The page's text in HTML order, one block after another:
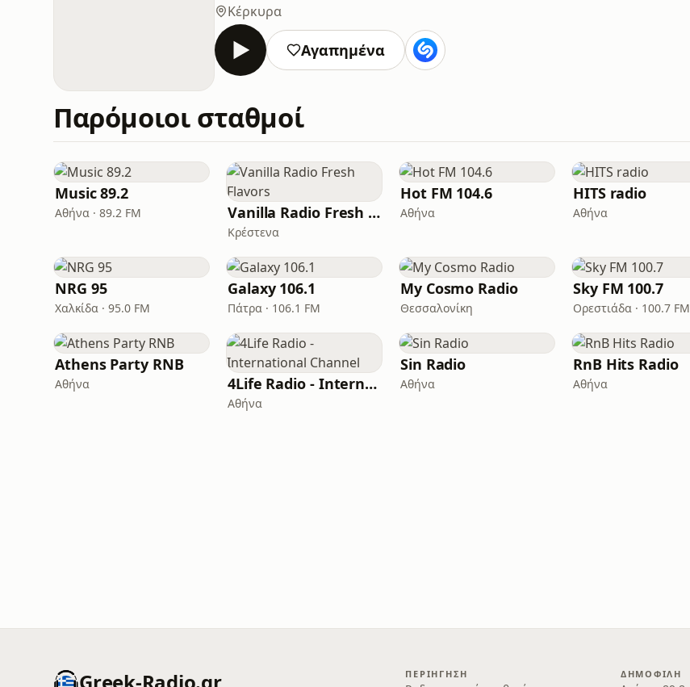
Κέρκυρα
Αγαπημένα
Παρόμοιοι σταθμοί
Music 89.2
Αθήνα · 89.2 FM Vanilla Radio Fresh Flavors
Κρέστενα
Hot FM 104.6
Αθήνα
HITS radio
Αθήνα
NRG 95
Χαλκίδα · 95.0 FM
Galaxy 106.1
Πάτρα · 106.1 FM
My Cosmo Radio
Θεσσαλονίκη
Sky FM 100.7
Ορεστιάδα · 100.7 FM
Athens Party RNB
Αθήνα 4Life Radio - International Channel
Αθήνα
Sin Radio
Αθήνα
RnB Hits Radio
Αθήνα
ΠΕΡΙΉΓΗΣΗ ΔΗΜΟΦΙΛΉ